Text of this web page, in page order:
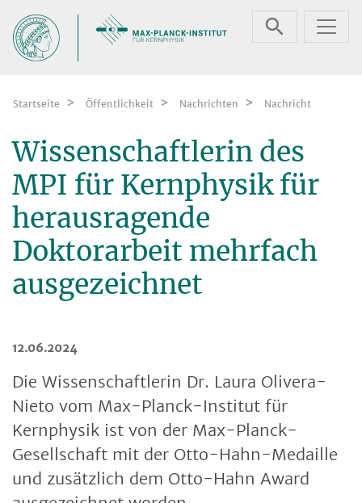
Startseite Öffentlichkeit Nachrichten Nachricht
Wissenschaftlerin des
MPI für Kernphysik für
herausragende
Doktorarbeit mehrfach
ausgezeichnet
12.06.2024
Die Wissenschaftlerin Dr. Laura Olivera-
Nieto vom Max-Planck-Institut für
Kernphysik ist von der Max-Planck-
Gesellschaft mit der Otto-Hahn-Medaille
und zusätzlich dem Otto-Hahn Award